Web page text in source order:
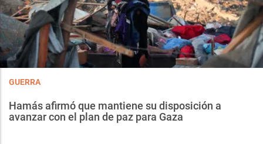
GUERRA
Hamás afirmó que mantiene su disposición a
avanzar con el plan de paz para Gaza